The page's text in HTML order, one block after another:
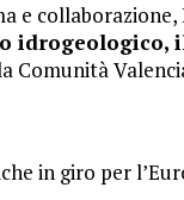
e
Comunità
in giro per